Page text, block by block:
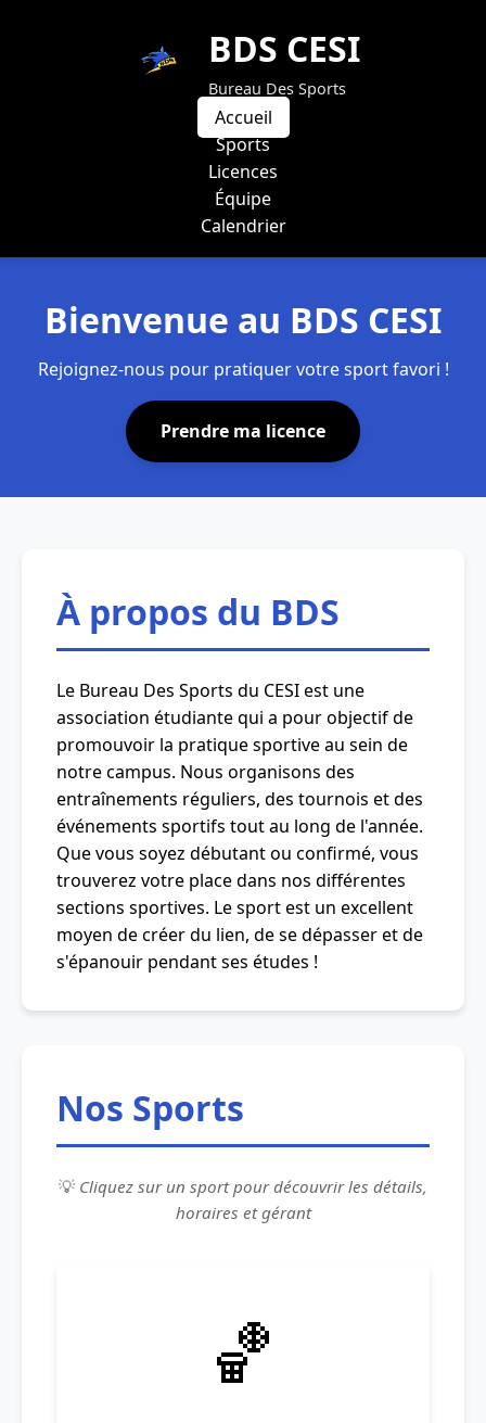
BDS CESI
Bureau Des Sports
Accueil
Sports
Licences
Équipe
Calendrier
Bienvenue au BDS CESI
Rejoignez-nous pour pratiquer votre sport favori !
Prendre ma licence
À propos du BDS
Le Bureau Des Sports du CESI est une
association étudiante qui a pour objectif de
promouvoir la pratique sportive au sein de
notre campus. Nous organisons des
entraînements réguliers, des tournois et des
événements sportifs tout au long de l'année.
Que vous soyez débutant ou confirmé, vous
trouverez votre place dans nos différentes
sections sportives. Le sport est un excellent
moyen de créer du lien, de se dépasser et de
s'épanouir pendant ses études !
Nos Sports
💡 Cliquez sur un sport pour découvrir les détails,
horaires et gérant
🏀